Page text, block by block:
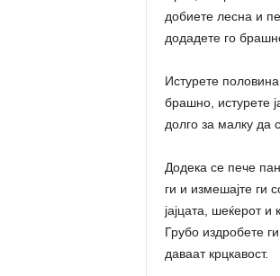
добиете лесна и
додадете го
Истурете
брашно, истурете
долго за малку да
Додека се пече
ги и измешајте ги
јајцата, шеќерот
Грубо издробете
даваат крцкавост.